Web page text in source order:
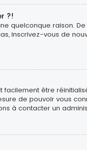
?!
quelconque raison.
inscrivez-vous de
être
de pouvoir vous
à contacter un